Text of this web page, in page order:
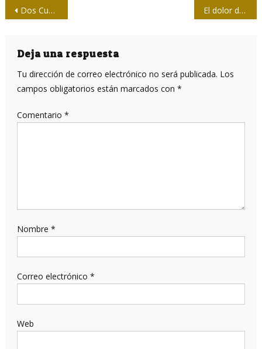
Navegación
entradas
Dos Cumbres del pensamiento martiano El dolor de perder a una gran compañera
Deja una respuesta
Tu dirección de correo electrónico no será publicada. Los
campos obligatorios están marcados con *
Comentario *
Nombre *
Correo electrónico *
Web